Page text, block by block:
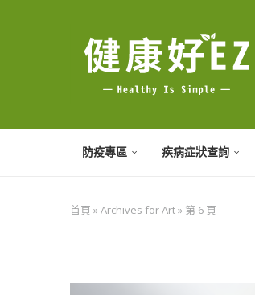
防疫專區 疾病症狀查詢
首頁 »Archives for Art» 第 6 頁